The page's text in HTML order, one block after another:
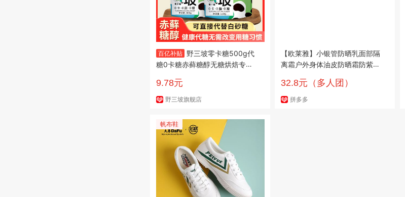
百亿补贴
野三坡零卡糖500g代
糖0卡糖赤藓糖醇无糖烘焙专用
9.78元
野三坡旗舰店
【欧莱雅】小银管防晒乳面部隔
离霜户外身体油皮防晒霜防紫外
32.8元（多人团）
拼多多
帆布鞋